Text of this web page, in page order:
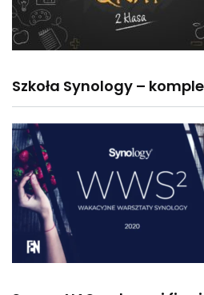
Szkoła Synology –